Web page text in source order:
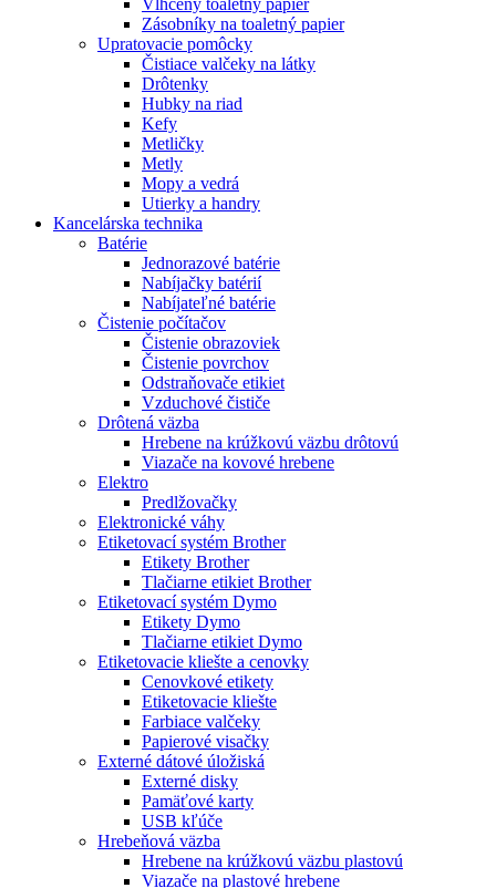
Vlhčený toaletný papier
Zásobníky na toaletný papier
Upratovacie pomôcky
Čistiace valčeky na látky
Drôtenky
Hubky na riad
Kefy
Metličky
Metly
Mopy a vedrá
Utierky a handry
Kancelárska technika
Batérie
Jednorazové batérie
Nabíjačky batérií
Nabíjateľné batérie
Čistenie počítačov
Čistenie obrazoviek
Čistenie povrchov
Odstraňovače etikiet
Vzduchové čističe
Drôtená väzba
Hrebene na krúžkovú väzbu drôtovú
Viazače na kovové hrebene
Elektro
Predlžovačky
Elektronické váhy
Etiketovací systém Brother
Etikety Brother
Tlačiarne etikiet Brother
Etiketovací systém Dymo
Etikety Dymo
Tlačiarne etikiet Dymo
Etiketovacie kliešte a cenovky
Cenovkové etikety
Etiketovacie kliešte
Farbiace valčeky
Papierové visačky
Externé dátové úložiská
Externé disky
Pamäťové karty
USB kľúče
Hrebeňová väzba
Hrebene na krúžkovú väzbu plastovú
Viazače na plastové hrebene